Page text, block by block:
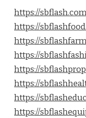
https://
https://
https://
https://
https://
https://
https://
https://